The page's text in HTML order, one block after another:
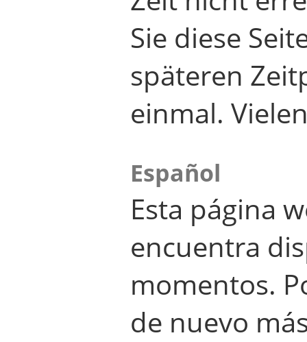
Sie diese
späteren
einmal.
Español
Esta página
encuentra
momentos.
de nuevo